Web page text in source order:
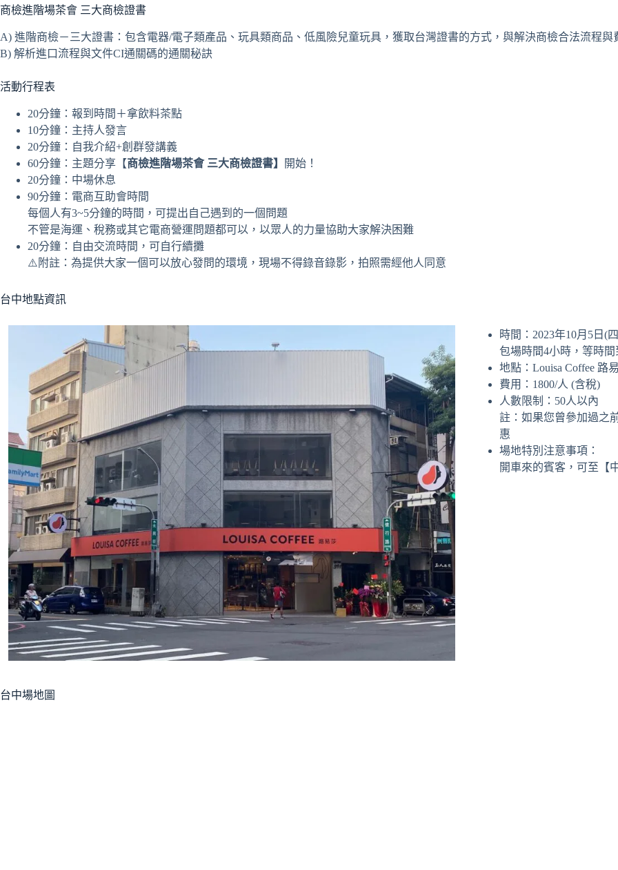
商檢進階場茶會 三大商檢證書
A) 進階商檢－三大證書：包含電器/電子類產品、玩具類商品、低風險兒童玩具，獲取台灣證書的方式，與解決商檢合法流程與
B) 解析進口流程與文件CI通關碼的通關秘訣
活動行程表
20分鐘：報到時間＋拿飲料茶點
10分鐘：主持人發言
20分鐘：自我介紹+創群發講義
60分鐘：主題分享【商檢進階場茶會 三大商檢證書】
開始！
20分鐘：中場休息
90分鐘：電商互助會時間
每個人有3~5分鐘的時間，可提出自己遇到的一個問題
不管是海運、稅務或其它電商營運問題都可以，以眾人的力量協助大家解決困難
20分鐘：自由交流時間，可自行續攤
⚠️附註：為提供大家一個可以放心發問的環境，現場不得錄音錄影，拍照需經他人同意
台中地點資訊
時間：2023年10月5日(
包場時間4小時，等時
地點：Louisa Coffee 路
費用：1800/人 (含稅)
人數限制：50人以內
註：如果您曾參加過之
惠
場地特別注意事項：
開車來的賓客，可至【
台中場地圖